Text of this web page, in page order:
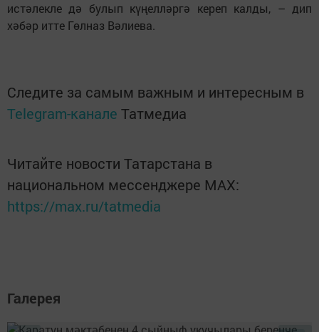
истәлекле дә булып күңелләргә кереп калды, – дип
хәбәр итте Гөлназ Вәлиева.
Следите за самым важным и интересным в
Telegram-канале Татмедиа
Читайте новости Татарстана в
национальном мессенджере MАХ:
https://max.ru/tatmedia
Галерея